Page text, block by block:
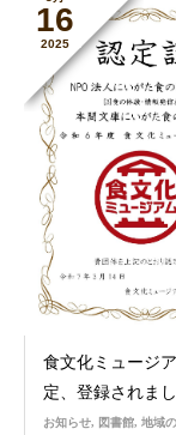
16
2025
食文化ミュージ
定、登録されまし
お知らせ, 図書館, 地域